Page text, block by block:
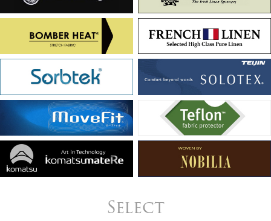
Select